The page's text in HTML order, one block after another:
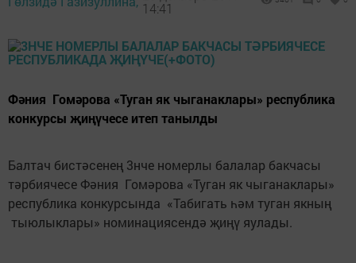
14:41
Фәния Гомәрова «Туган як чыганаклары» республика
конкурсы җиңүчесе итеп танылды
Балтач бистәсенең 3нче номерлы балалар бакчасы
тәрбиячесе Фәния Гомәрова «Туган як чыганаклары»
республика конкурсында «Табигать һәм туган якның
тыюлыклары» номинациясендә җиңү яулады.